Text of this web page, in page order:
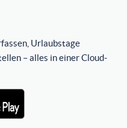
Urlaubstage
– alles in einer Cloud-